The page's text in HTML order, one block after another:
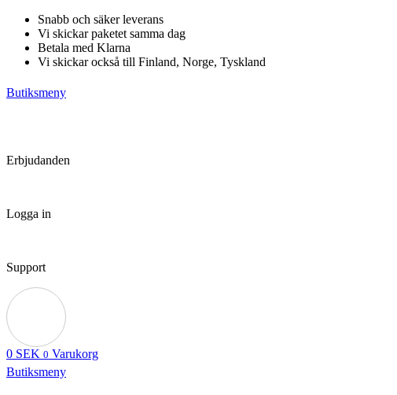
Hoppa
innehåll
Snabb och säker leverans
Vi skickar paketet samma dag
Betala med Klarna
Vi skickar också till Finland, Norge, Tyskland
Butiksmeny
Erbjudanden
Logga in
Support
0 SEK 0 Varukorg
Butiksmeny